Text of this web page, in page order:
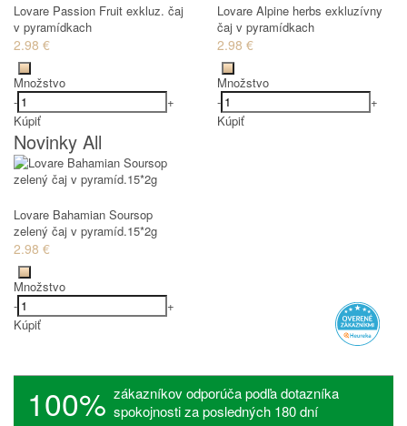
Lovare Passion Fruit exkluz. čaj
v pyramídkach
2.98 €
Množstvo
-
+
Kúpiť
Lovare Alpine herbs exkluzívny
čaj v pyramídkach
2.98 €
Množstvo
-
+
Kúpiť
Novinky All
Lovare Bahamian Soursop
zelený čaj v pyramíd.15*2g
2.98 €
Množstvo
-
+
Kúpiť
100% zákazníkov odporúča podľa dotazníka
spokojnosti za posledných 180 dní